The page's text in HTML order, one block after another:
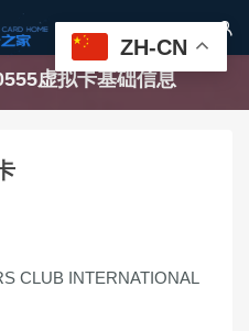

虚拟卡基础信息
CLUB INTERNATIONAL
ZH-CN